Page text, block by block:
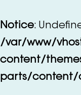
al
contenido
Notice:
/var/www/
content/
parts/content/